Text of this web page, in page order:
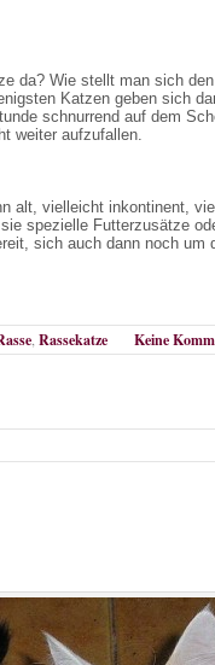
da? Wie stellt man sich
Katzen geben sich
schnurrend auf dem
weiter aufzufallen.
alt, vielleicht inkontinent,
spezielle Futterzusätze
sich auch dann noch um
Rassekatze Keine